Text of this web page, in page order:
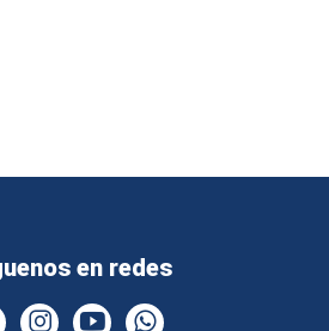
en redes